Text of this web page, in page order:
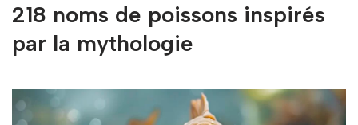
218 noms de poissons inspirés
par la mythologie